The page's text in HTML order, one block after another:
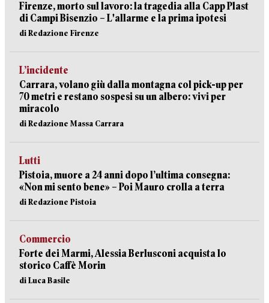
Firenze, morto sul lavoro: la tragedia alla Capp Plast
di Campi Bisenzio – L'allarme e la prima ipotesi
di Redazione Firenze
L’incidente
Carrara, volano giù dalla montagna col pick-up per
70 metri e restano sospesi su un albero: vivi per
miracolo
di Redazione Massa Carrara
Lutti
Pistoia, muore a 24 anni dopo l’ultima consegna:
«Non mi sento bene» – Poi Mauro crolla a terra
di Redazione Pistoia
Commercio
Forte dei Marmi, Alessia Berlusconi acquista lo
storico Caffè Morin
di Luca Basile